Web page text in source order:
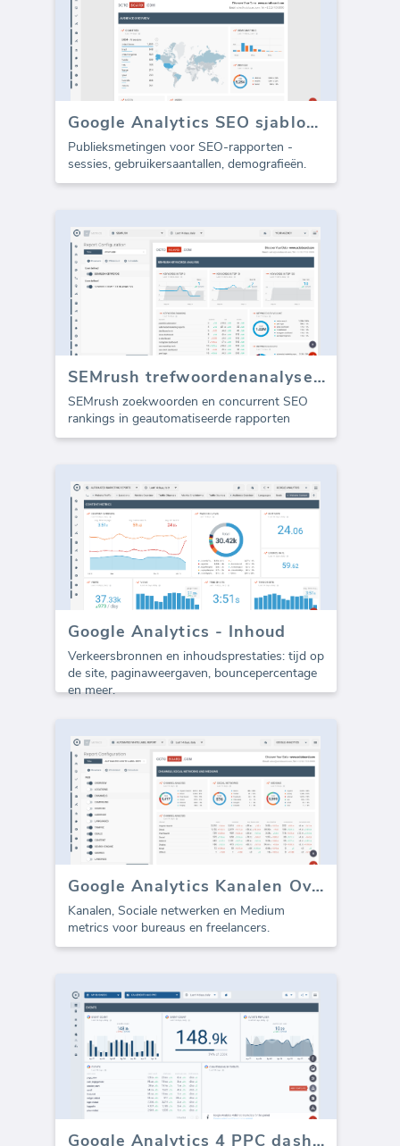
Google Analytics SEO sjabloon - Doelgroep (Rapport)
Publieksmetingen voor SEO-rapporten -
sessies, gebruikersaantallen, demografieën.
SEMrush trefwoordenanalyse (Rapport)
SEMrush zoekwoorden en concurrent SEO
rankings in geautomatiseerde rapporten
Google Analytics - Inhoud
Verkeersbronnen en inhoudsprestaties: tijd op
de site, paginaweergaven, bouncepercentage
en meer.
Google Analytics Kanalen Overzicht (rapport)
Kanalen, Sociale netwerken en Medium
metrics voor bureaus en freelancers.
Google Analytics 4 PPC dashboard